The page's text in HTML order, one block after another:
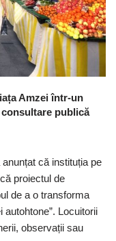
Amzei într-un
publică
că instituția pe
proiectul de
de a o transforma
autohtone”. Locuitorii
observații sau